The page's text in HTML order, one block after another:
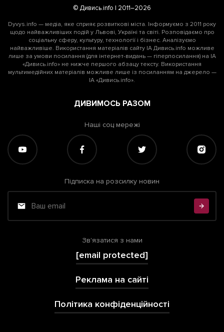
© Дивись.info | 2011–2026
Dyvys.info — медіа, яке сприяє розвиткові міста. Інформуємо з 2011 року
щодо найважливіших подій у Львові, Україні та світі. Розповідаємо про
соціальну сферу, культуру, технології і бізнес. Аналізуємо
найважливіше. Використання матеріалів сайту ІА Дивись.info можливе
лише за умови посилання (для інтернет-видань — гіперпосилання) на ІА
«Дивись.info» не нижче першого абзацу тексту. Використання
мультимедійних матеріалів можливе лише із посиланням на джерело —
ІА «Дивись.info».
ДИВИМОСЬ РАЗОМ
Наші соц мережі
Підписка на розсилку новин
Зв'язатися з нами
[email protected]
Реклама на сайті
Політика конфіденційності